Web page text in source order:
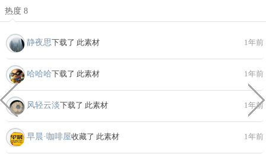
热度 8
静夜思下载了 此素材 1年前
哈哈哈下载了 此素材 1年前
风轻云淡下载了 此素材 1年前
早晨·咖啡屋收藏了 此素材 1年前